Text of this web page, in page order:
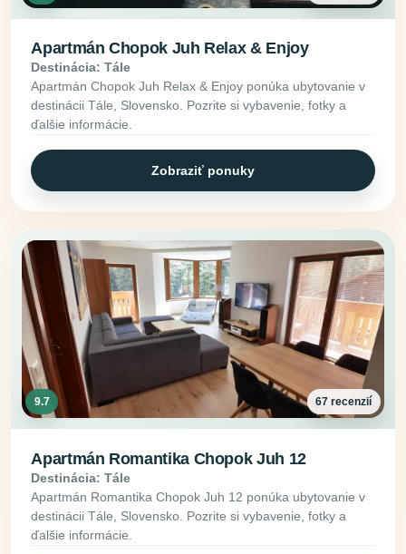
Apartmán Chopok Juh Relax & Enjoy
Destinácia: Tále
Apartmán Chopok Juh Relax & Enjoy ponúka ubytovanie v
destinácii Tále, Slovensko. Pozrite si vybavenie, fotky a
ďalšie informácie.
Zobraziť ponuky
9.7 67 recenzií
Apartmán Romantika Chopok Juh 12
Destinácia: Tále
Apartmán Romantika Chopok Juh 12 ponúka ubytovanie v
destinácii Tále, Slovensko. Pozrite si vybavenie, fotky a
ďalšie informácie.